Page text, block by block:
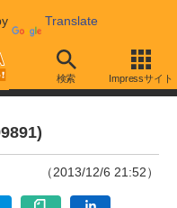
Translate
検索 Impressサイト
（2013/12/6 21:52）